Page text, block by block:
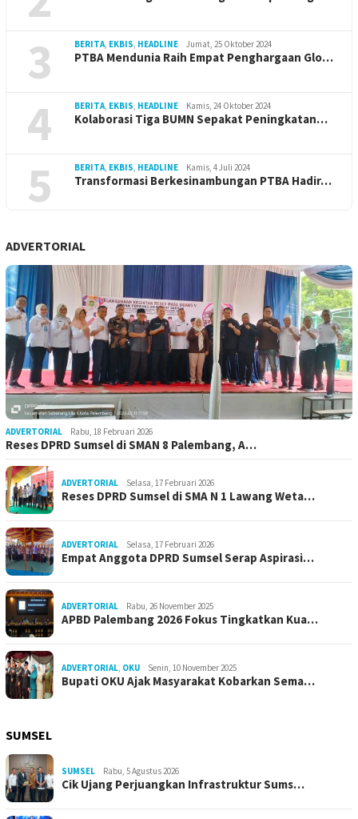
3 BERITA EKBIS HEADLINE Jumat, 25 Oktober 2024
PTBA Mendunia Raih Empat Penghargaan Glo…
4 BERITA EKBIS HEADLINE Kamis, 24 Oktober 2024
Kolaborasi Tiga BUMN Sepakat Peningkatan…
5 BERITA EKBIS HEADLINE Kamis, 4 Juli 2024
Transformasi Berkesinambungan PTBA Hadir…
ADVERTORIAL
ADVERTORIAL Rabu, 18 Februari 2026
Reses DPRD Sumsel di SMAN 8 Palembang, A…
ADVERTORIAL Selasa, 17 Februari 2026
Reses DPRD Sumsel di SMA N 1 Lawang Weta…
ADVERTORIAL Selasa, 17 Februari 2026
Empat Anggota DPRD Sumsel Serap Aspirasi…
ADVERTORIAL Rabu, 26 November 2025
APBD Palembang 2026 Fokus Tingkatkan Kua…
ADVERTORIAL, OKU Senin, 10 November 2025
Bupati OKU Ajak Masyarakat Kobarkan Sema…
SUMSEL
SUMSEL Rabu, 5 Agustus 2026
Cik Ujang Perjuangkan Infrastruktur Sums…